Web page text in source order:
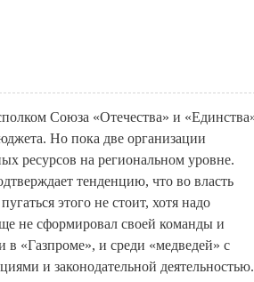
Союза «Отечества» и
Но пока две организации
ресурсов на региональном уровне.
тенденцию, что во власть
этого не стоит, хотя надо
не сформировал своей команды и
в «Газпроме», и среди «медведей» с
и законодательной деятельностью.